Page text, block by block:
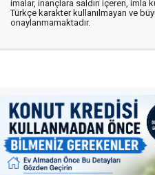
imalar, inançlara saldırı içeren, imla
Türkçe karakter kullanılmayan ve
onaylanmamaktadır.